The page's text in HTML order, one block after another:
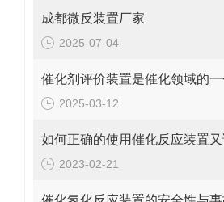
成都微反装置厂家
2025-07-04
2025-03-12
2023-02-21